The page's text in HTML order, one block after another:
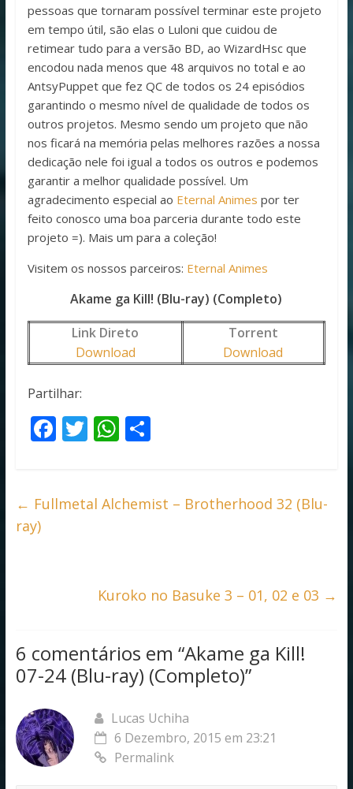
pessoas que tornaram possível terminar este projeto
em tempo útil, são elas o Luloni que cuidou de
retimear tudo para a versão BD, ao WizardHsc que
encodou nada menos que 48 arquivos no total e ao
AntsyPuppet que fez QC de todos os 24 episódios
garantindo o mesmo nível de qualidade de todos os
outros projetos. Mesmo sendo um projeto que não
nos ficará na memória pelas melhores razões a nossa
dedicação nele foi igual a todos os outros e podemos
garantir a melhor qualidade possível. Um
agradecimento especial ao Eternal Animes por ter
feito conosco uma boa parceria durante todo este
projeto =). Mais um para a coleção!
Visitem os nossos parceiros: Eternal Animes
Akame ga Kill! (Blu-ray) (Completo)
Link Direto
Torrent
Download
Download
Partilhar:
F
b
T
er
W
s
S
e
← Fullmetal Alchemist – Brotherhood 32 (Blu-
ray)
Kuroko no Basuke 3 – 01, 02 e 03 →
6 comentários em “Akame ga Kill!
07-24 (Blu-ray) (Completo)”
Lucas Uchiha
6 Dezembro, 2015 em 23:21
Permalink